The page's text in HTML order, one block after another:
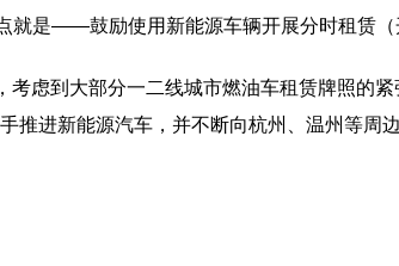
就是——鼓励使用新能源车辆开展分时租赁
虑到大部分一二线城市燃油车租赁牌照的
进新能源汽车，并不断向杭州、温州等周